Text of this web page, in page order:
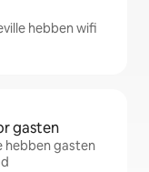
hebben wifi
gasten
hebben gasten